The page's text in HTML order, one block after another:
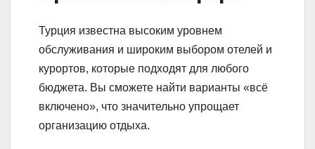
Турция известна высоким уровнем
обслуживания и широким выбором отелей и
курортов, которые подходят для любого
бюджета. Вы сможете найти варианты «всё
включено», что значительно упрощает
организацию отдыха.